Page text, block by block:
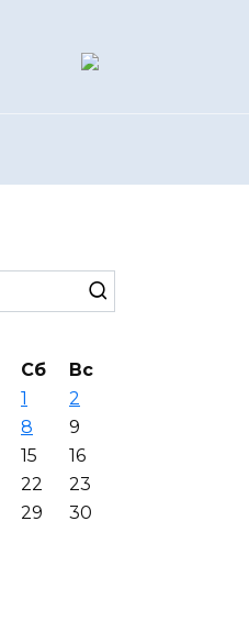
Сб
Вс
1
2
8
9
15
16
22
23
29
30